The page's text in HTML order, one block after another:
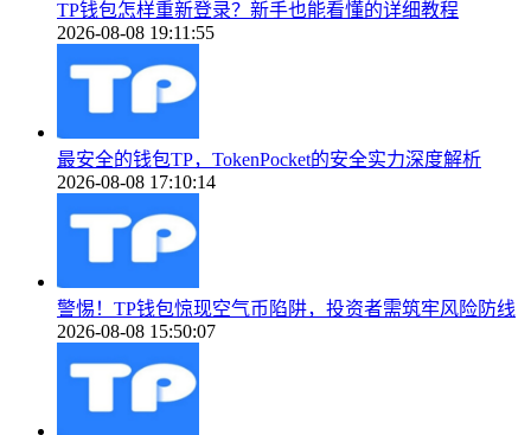
TP钱包怎样重新登录？新手也能看懂的详细教程
2026-08-08 19:11:55
最安全的钱包TP，TokenPocket的安全实力深度解析
2026-08-08 17:10:14
警惕！TP钱包惊现空气币陷阱，投资者需筑牢风险防线
2026-08-08 15:50:07